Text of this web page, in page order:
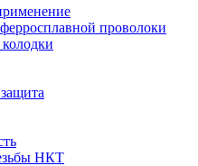
проволоки
НКТ